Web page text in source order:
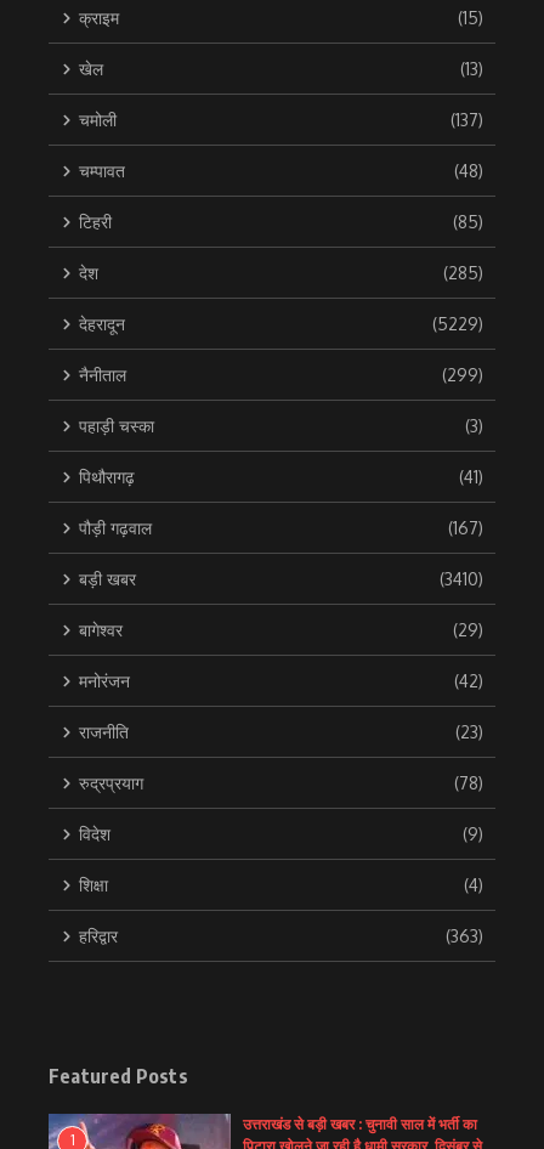
क्राइम (15)
खेल (13)
चमोली (137)
चम्पावत (48)
टिहरी (85)
देश (285)
देहरादून (5229)
नैनीताल (299)
पहाड़ी चस्का (3)
पिथौरागढ़ (41)
पौड़ी गढ़वाल (167)
बड़ी खबर (3410)
बागेश्वर (29)
मनोरंजन (42)
राजनीति (23)
रुद्रप्रयाग (78)
विदेश (9)
शिक्षा (4)
हरिद्वार (363)
Featured Posts
1
उत्तराखंड से बड़ी खबर : चुनावी साल में भर्ती का